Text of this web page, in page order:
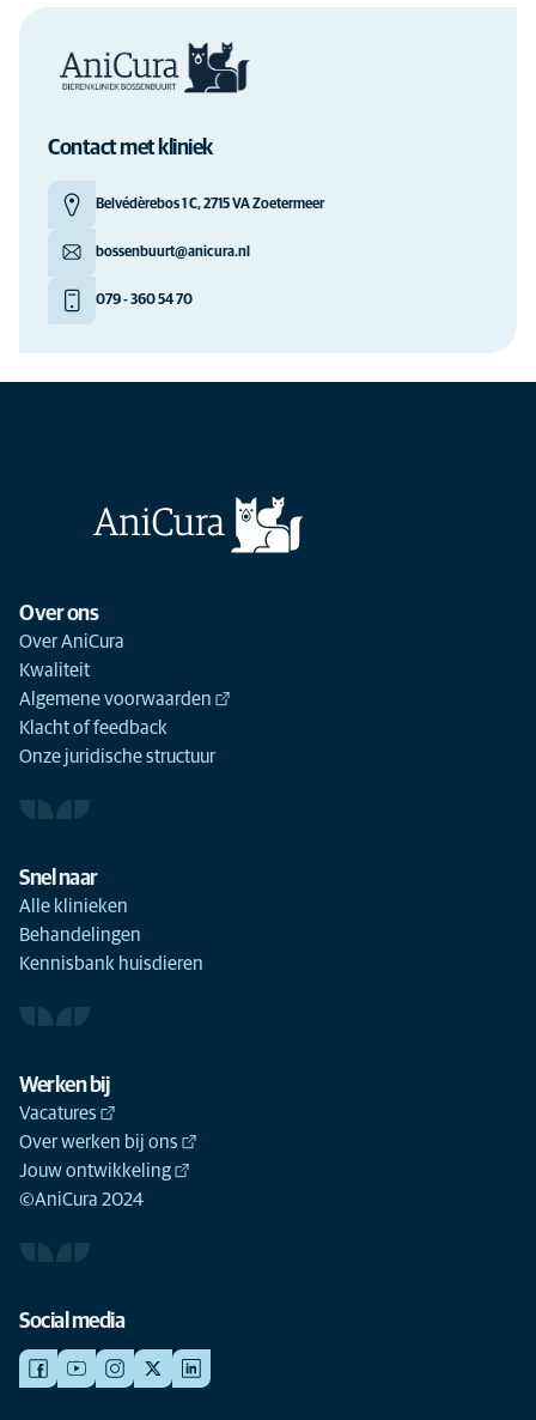
Contact met kliniek
Belvédèrebos 1 C, 2715 VA Zoetermeer
bossenbuurt@anicura.nl
079 - 360 54 70
Over ons
Over AniCura
Kwaliteit
Algemene voorwaarden
Klacht of feedback
Onze juridische structuur
Snel naar
Alle klinieken
Behandelingen
Kennisbank huisdieren
Werken bij
Vacatures
Over werken bij ons
Jouw ontwikkeling
©AniCura 2024
Social media